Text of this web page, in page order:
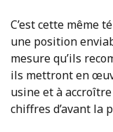
C’est cette même
une position
mesure qu’ils
ils mettront en
usine et à
chiffres d’avant la